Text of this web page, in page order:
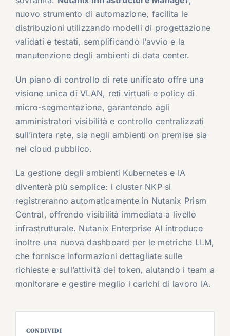
nuovo strumento di automazione, facilita le
distribuzioni utilizzando modelli di progettazione
validati e testati, semplificando l’avvio e la
manutenzione degli ambienti di data center.
Un piano di controllo di rete unificato offre una
visione unica di VLAN, reti virtuali e policy di
micro-segmentazione, garantendo agli
amministratori visibilità e controllo centralizzati
sull’intera rete, sia negli ambienti on premise sia
nel cloud pubblico.
La gestione degli ambienti Kubernetes e IA
diventerà più semplice: i cluster NKP si
registreranno automaticamente in Nutanix Prism
Central, offrendo visibilità immediata a livello
infrastrutturale. Nutanix Enterprise AI introduce
inoltre una nuova dashboard per le metriche LLM,
che fornisce informazioni dettagliate sulle
richieste e sull’attività dei token, aiutando i team a
monitorare e gestire meglio i carichi di lavoro IA.
CONDIVIDI